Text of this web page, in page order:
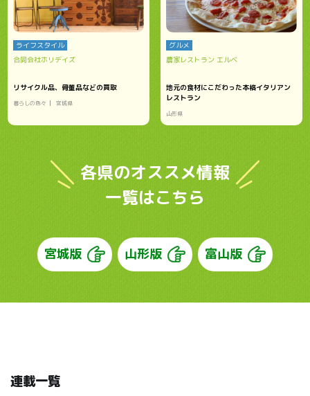
ライフスタイル
合同会社ホリデイズ
リサイクル品、骨董品などの買取
暮らしの色々 宮城県
グルメ
農家レストラン エルベ
地元の食材にこだわった本格イタリアン
レストラン
山形県
各県のオススメ情報
一覧はこちら
宮城版 山形版 富山版
連載一覧